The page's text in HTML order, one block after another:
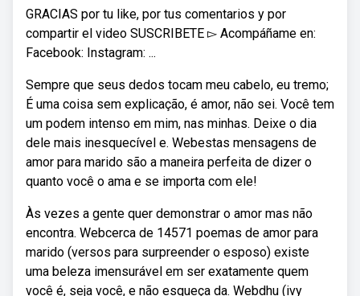
GRACIAS por tu like, por tus comentarios y por
compartir el video SUSCRIBETE ▻ Acompáñame en:
Facebook: Instagram: ...
Sempre que seus dedos tocam meu cabelo, eu tremo;
É uma coisa sem explicação, é amor, não sei. Você tem
um podem intenso em mim, nas minhas. Deixe o dia
dele mais inesquecível e. Webestas mensagens de
amor para marido são a maneira perfeita de dizer o
quanto você o ama e se importa com ele!
Às vezes a gente quer demonstrar o amor mas não
encontra. Webcerca de 14571 poemas de amor para
marido (versos para surpreender o esposo) ⁠existe
uma beleza imensurável em ser exatamente quem
você é, seja você, e não esqueça da. Webdhu (ivy